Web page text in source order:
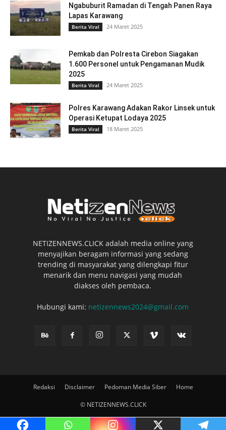
Ngabuburit Ramadan di Tengah Panen Raya
Lapas Karawang
Berita Viral 24 Maret 2025
Pemkab dan Polresta Cirebon Siagakan
1.600 Personel untuk Pengamanan Mudik
2025
Berita Viral 24 Maret 2025
Polres Karawang Adakan Rakor Linsek untuk
Operasi Ketupat Lodaya 2025
Berita Viral 18 Maret 2025
NETIZENNEWS.CLICK adalah media online yang
menyajikan beragam informasi yang sedang
trending di masyarakat yang dilengkapi fitur
menarik dan menu navigasi yang mudah
diakses oleh pembaca.
Hubungi kami: netizennews2024@gmail.com
Redaksi Disclaimer Pedoman Media Siber Home
© NETIZENNEWS.CLICK